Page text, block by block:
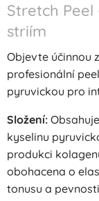
Stretch
striím
Objevte účinnou
profesionální
pyruvickou pro
Složení:
kyselinu
produkci
obohacena o
tonusu a